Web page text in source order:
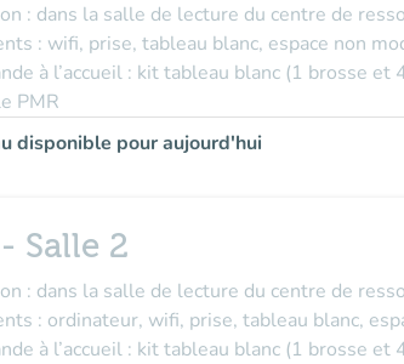
: dans la salle de lecture du centre de
: wifi, prise, tableau blanc, espace non
à l’accueil : kit tableau blanc (1 brosse et
PMR
disponible pour aujourd'hui
Salle 2
: dans la salle de lecture du centre de
: ordinateur, wifi, prise, tableau blanc,
à l’accueil : kit tableau blanc (1 brosse et